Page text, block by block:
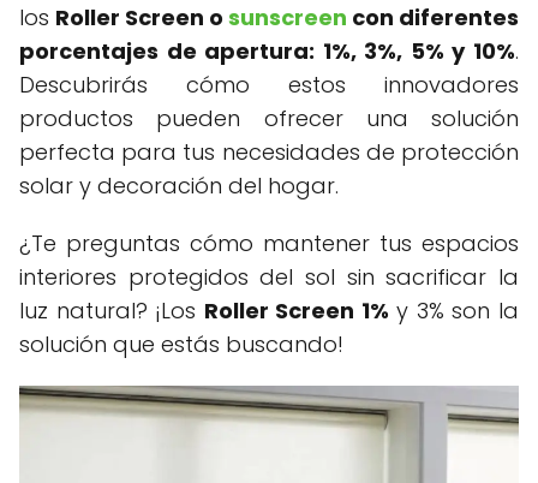
los Roller Screen o sunscreen con diferentes
porcentajes de apertura: 1%, 3%, 5% y 10%.
Descubrirás cómo estos innovadores
productos pueden ofrecer una solución
perfecta para tus necesidades de protección
solar y decoración del hogar.
¿Te preguntas cómo mantener tus espacios
interiores protegidos del sol sin sacrificar la
luz natural? ¡Los Roller Screen 1% y 3% son la
solución que estás buscando!